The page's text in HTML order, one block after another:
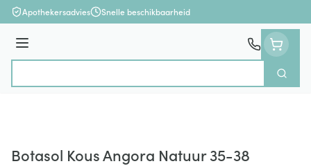
Ga naar de inhoud
Apothekersadvies Snelle beschikbaarheid
Menu
Zoek
Botasol Kous Angora Natuur 35-38